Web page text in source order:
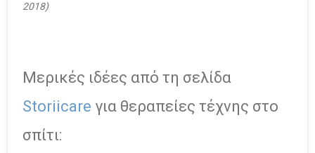
2018)
Μερικές ιδέες από τη σελίδα
Storiicare για θεραπείες τέχνης στο
σπίτι: